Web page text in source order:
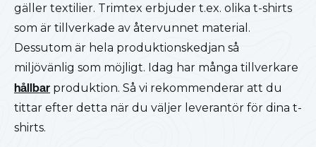
gäller textilier. Trimtex erbjuder t.ex. olika t-shirts
som är tillverkade av återvunnet material.
Dessutom är hela produktionskedjan så
miljövänlig som möjligt. Idag har många tillverkare
hållbar produktion. Så vi rekommenderar att du
tittar efter detta när du väljer leverantör för dina t-
shirts.